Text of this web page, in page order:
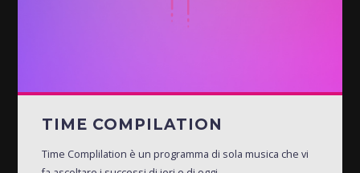
TIME COMPILATION
Time Complilation è un programma di sola musica che vi